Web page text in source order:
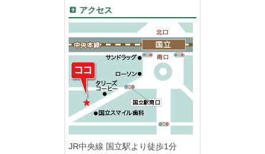
アクセス
JR中央線 国立駅より徒歩1分